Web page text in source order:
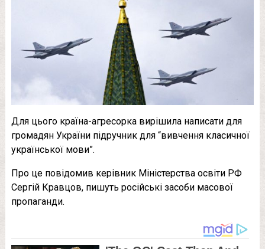
Для цього країна-агресорка вирішила написати для
громадян України підручник для “вивчення класичної
української мови”.
Про це повідомив керівник Міністерства освіти РФ
Сергій Кравцов, пишуть російські засоби масової
пропаганди.